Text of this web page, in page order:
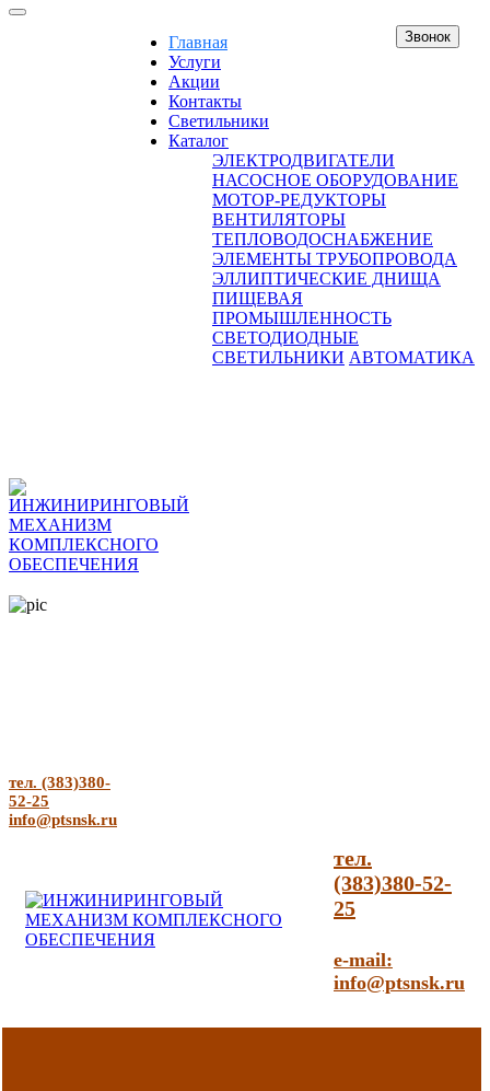
Главная
Услуги
Акции
Контакты
Светильники
Каталог
ЭЛЕКТРОДВИГАТЕЛИ
НАСОСНОЕ ОБОРУДОВАНИЕ
МОТОР-РЕДУКТОРЫ
ВЕНТИЛЯТОРЫ
ТЕПЛОВОДОСНАБЖЕНИЕ
ЭЛЕМЕНТЫ ТРУБОПРОВОДА
ЭЛЛИПТИЧЕСКИЕ ДНИЩА
ПИЩЕВАЯ
ПРОМЫШЛЕННОСТЬ
СВЕТОДИОДНЫЕ
СВЕТИЛЬНИКИ АВТОМАТИКА
Звонок
тел. (383)380-
52-25
info@ptsnsk.ru
тел.
(383)380-52-
25
e-mail:
info@ptsnsk.ru